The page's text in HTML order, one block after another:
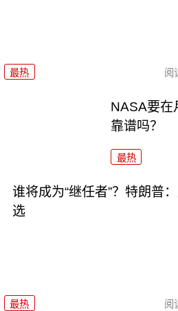
最热 阅
NASA要在
靠谱吗？
最热
谁将成为“继任者”？特朗普
选
最热 阅